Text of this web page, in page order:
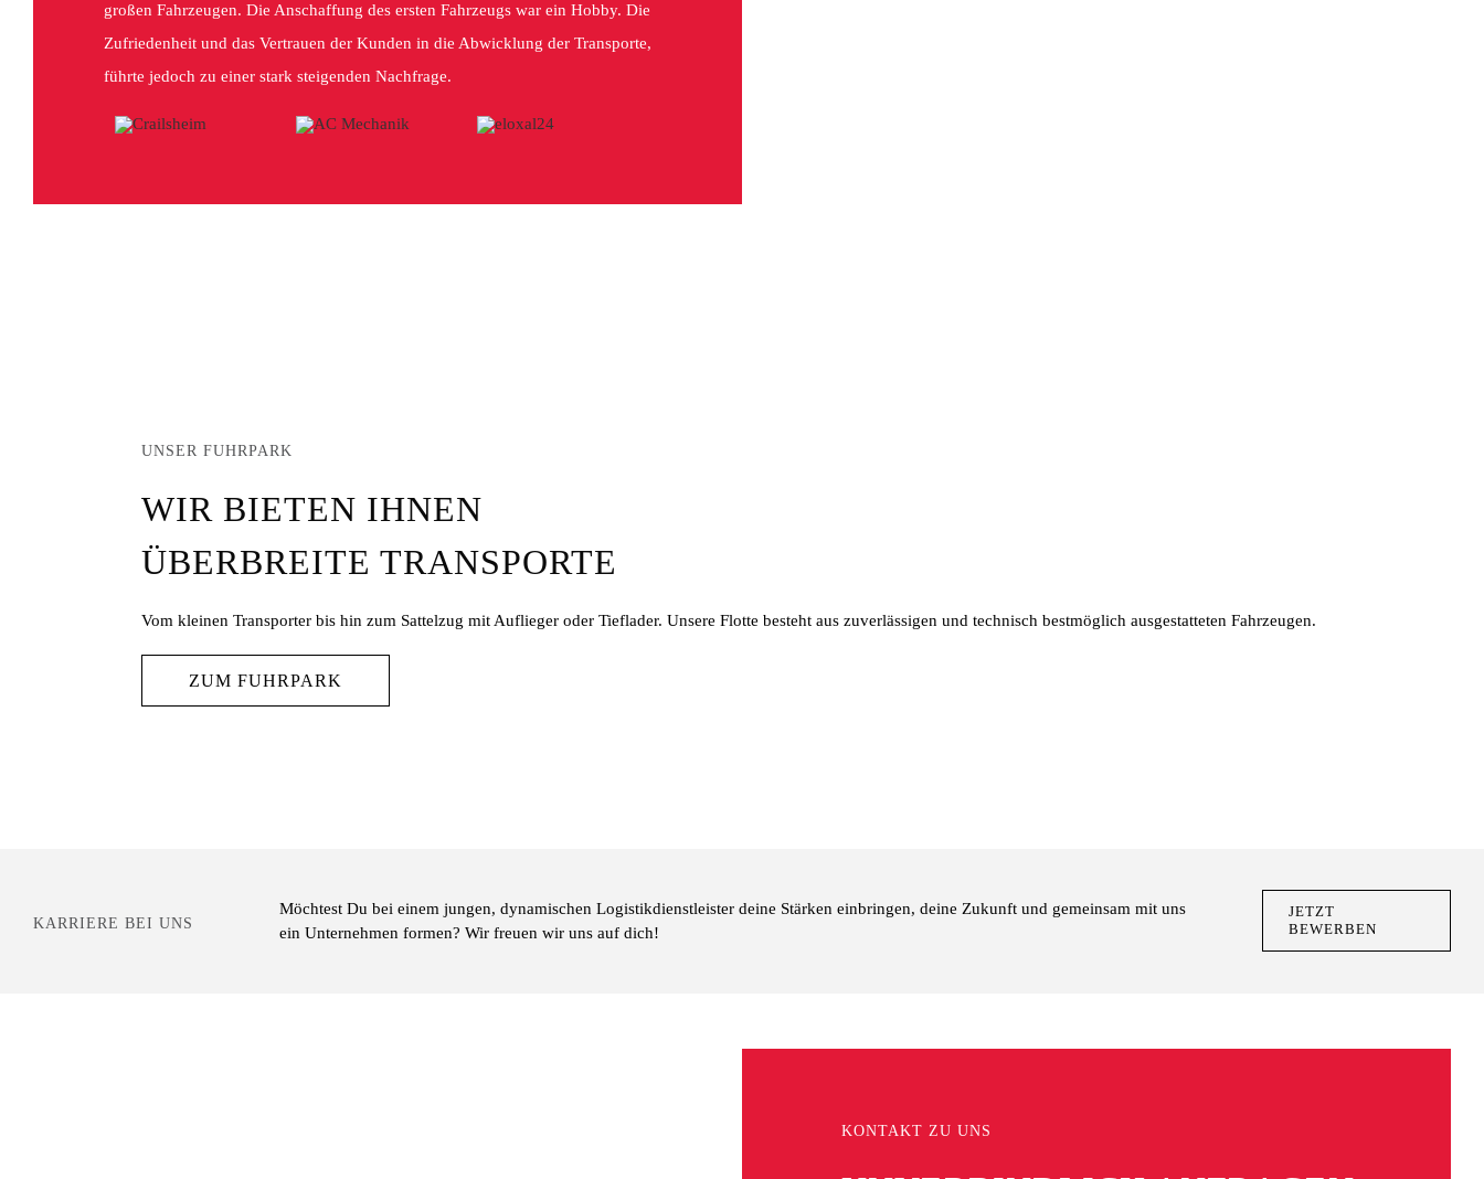
großen Fahrzeugen. Die Anschaffung des ersten Fahrzeugs war ein Hobby. Die
Zufriedenheit und das Vertrauen der Kunden in die Abwicklung der Transporte,
führte jedoch zu einer stark steigenden Nachfrage.
UNSER FUHRPARK
WIR BIETEN IHNEN
ÜBERBREITE TRANSPORTE
Vom kleinen Transporter bis hin zum Sattelzug mit Auflieger oder Tieflader. Unsere Flotte besteht aus zuverlässigen und technisch bestmöglich ausgestatteten Fahrzeugen.
ZUM FUHRPARK
KARRIERE BEI UNS
Möchtest Du bei einem jungen, dynamischen Logistikdienstleister deine Stärken einbringen, deine Zukunft und gemeinsam mit uns
ein Unternehmen formen? Wir freuen wir uns auf dich!
JETZT
BEWERBEN
KONTAKT ZU UNS